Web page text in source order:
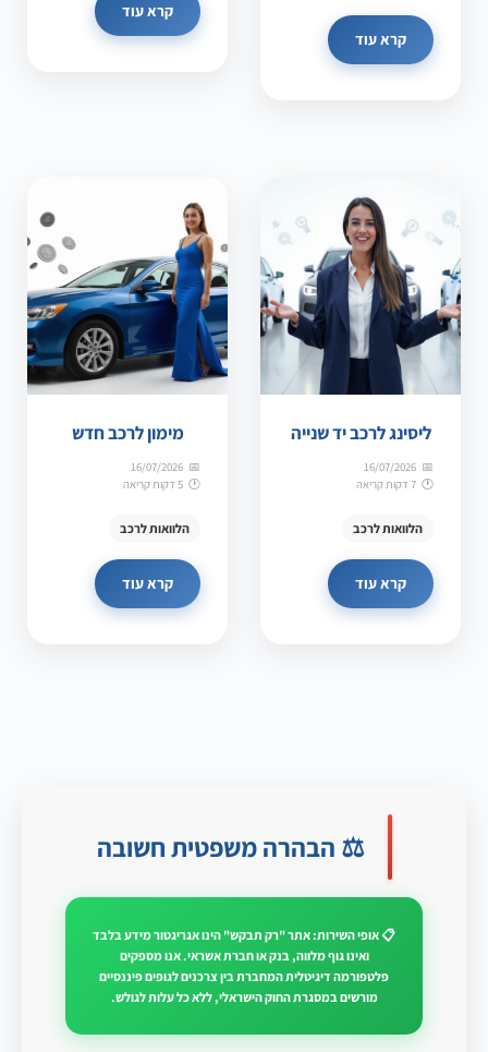
קרא עוד
קרא עוד
ליסינג לרכב יד שנייה
16/07/2026
7 דקות קריאה
הלוואות לרכב
קרא עוד
מימון לרכב חדש
16/07/2026
5 דקות קריאה
הלוואות לרכב
קרא עוד
⚖️ הבהרה משפטית חשובה
📋 אופי השירות: אתר "רק תבקש" הינו אגריגטור מידע בלבד
ואינו גוף מלווה, בנק או חברת אשראי. אנו מספקים
פלטפורמה דיגיטלית המחברת בין צרכנים לגופים פיננסיים
מורשים במסגרת החוק הישראלי, ללא כל עלות לגולש.